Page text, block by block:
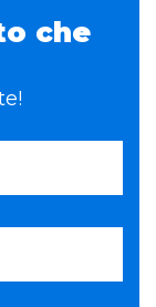
che